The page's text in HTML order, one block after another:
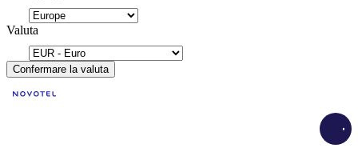
Valuta
Confermare la valuta